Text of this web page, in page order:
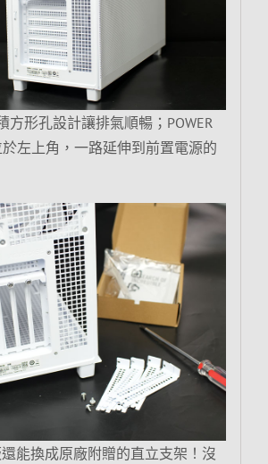
方形孔設計讓排氣順暢；POWER
於左上角，一路延伸到前置電源的
還能換成原廠附贈的直立支架！沒